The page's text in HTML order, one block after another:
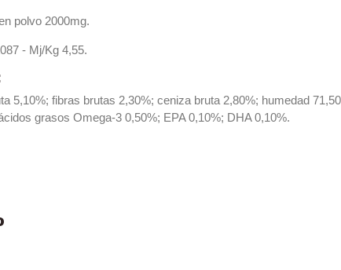
polvo 2000mg.
- Mj/Kg 4,55.
5,10%; fibras brutas 2,30%; ceniza bruta 2,80%; humedad
grasos Omega-3 0,50%; EPA 0,10%; DHA 0,10%.